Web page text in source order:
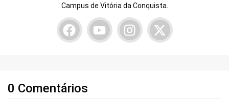
Campus de Vitória da Conquista.
0 Comentários